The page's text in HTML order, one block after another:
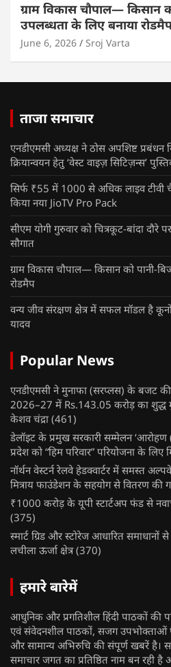
ग्राम विकास चौपाल— किसान
उपलब्धता के लिए बनाया
June 6, 2026 Sroj Varta
ताजा समाचार
एनडीएमसी अध्यक्ष ने ठोस अपशिष्ट प्रबंधन
क्रियान्वयन हेतु ‘वेस्ट वाइज़ सिटिज़न्स’
सिर्फ ₹55 में 1000 से अधिक लाइव टीवी
किया नया JioTV Pro Pack
सीएम योगी गुरुवार को चित्रकूट-बांदा दौरे
सौगात
ग्राम विकास चौपाल— किसान को पानी-
रोडमैप
वन्य जीव संरक्षण क्षेत्र में सफल मॉडल है
यादव
Popular News
एनडीएमसी ने मुनाफा (सरप्लस) के बजट की
2026–27 में Rs.143.05 करोड़ का शुद्ध
केशव चंद्रा (461)
डेलॉइट के प्रमुख सरकारी सम्मेलन
प्रदेश को “हिम परिवार” परियोजना के लिए
नॉर्थन वेस्टर्न रेलवे हेडक्वार्टर में समस्त
मित्राय फाउंडेशन के सहयोग से वितरण की गई
₹1000 करोड़ के यूपी स्टार्टअप फंड से
(375)
स्मार्ट ग्रिड और स्टोरेज आधारित
लचीला ऊर्जा क्षेत्र (370)
हमारे बारेमें
आधुनिक और प्रगतिशील हिंदी पाठकों की
एवं संवेदनशील पाठकों, सजग उपभोक्ताओं
और सामान्य अभिरुचि की संपूर्ण खबरें है।
समाचार जगत का प्रतिष्ठित नाम बन रही है